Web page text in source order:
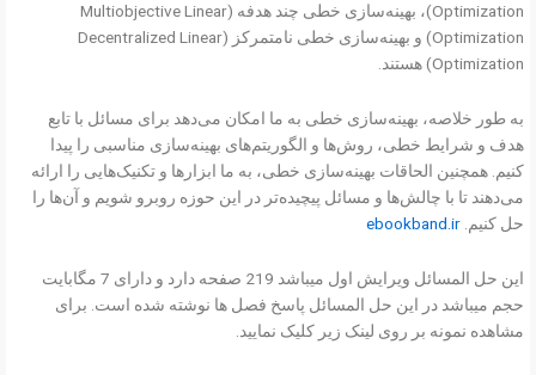
Optimization)، بهینه‌سازی خطی چند هدفه (Multiobjective Linear
Optimization) و بهینه‌سازی خطی نامتمرکز (Decentralized Linear
Optimization) هستند.
به طور خلاصه، بهینه‌سازی خطی به ما امکان می‌دهد برای مسائل با تابع
هدف و شرایط خطی، روش‌ها و الگوریتم‌های بهینه‌سازی مناسبی را پیدا
کنیم. همچنین الحاقات بهینه‌سازی خطی، به ما ابزارها و تکنیک‌هایی را ارائه
می‌دهند تا با چالش‌ها و مسائل پیچیده‌تر در این حوزه روبرو شویم و آن‌ها را
حل کنیم. ebookband.ir
این حل المسائل ویرایش اول میباشد 219 صفحه دارد و دارای 7 مگابایت
حجم میباشد در این حل المسائل پاسخ فصل ها نوشته شده است. برای
مشاهده نمونه بر روی لینک زیر کلیک نمایید.